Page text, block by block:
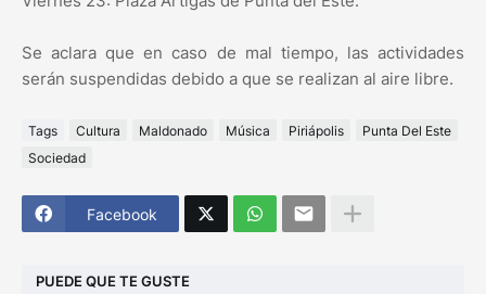
Se aclara que en caso de mal tiempo, las actividades
serán suspendidas debido a que se realizan al aire libre.
Tags Cultura Maldonado Música Piriápolis
Punta Del Este
Sociedad
Facebook
PUEDE QUE TE GUSTE